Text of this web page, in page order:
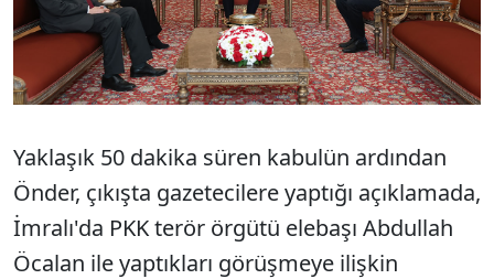
Yaklaşık 50 dakika süren kabulün ardından
Önder, çıkışta gazetecilere yaptığı açıklamada,
İmralı'da PKK terör örgütü elebaşı Abdullah
Öcalan ile yaptıkları görüşmeye ilişkin